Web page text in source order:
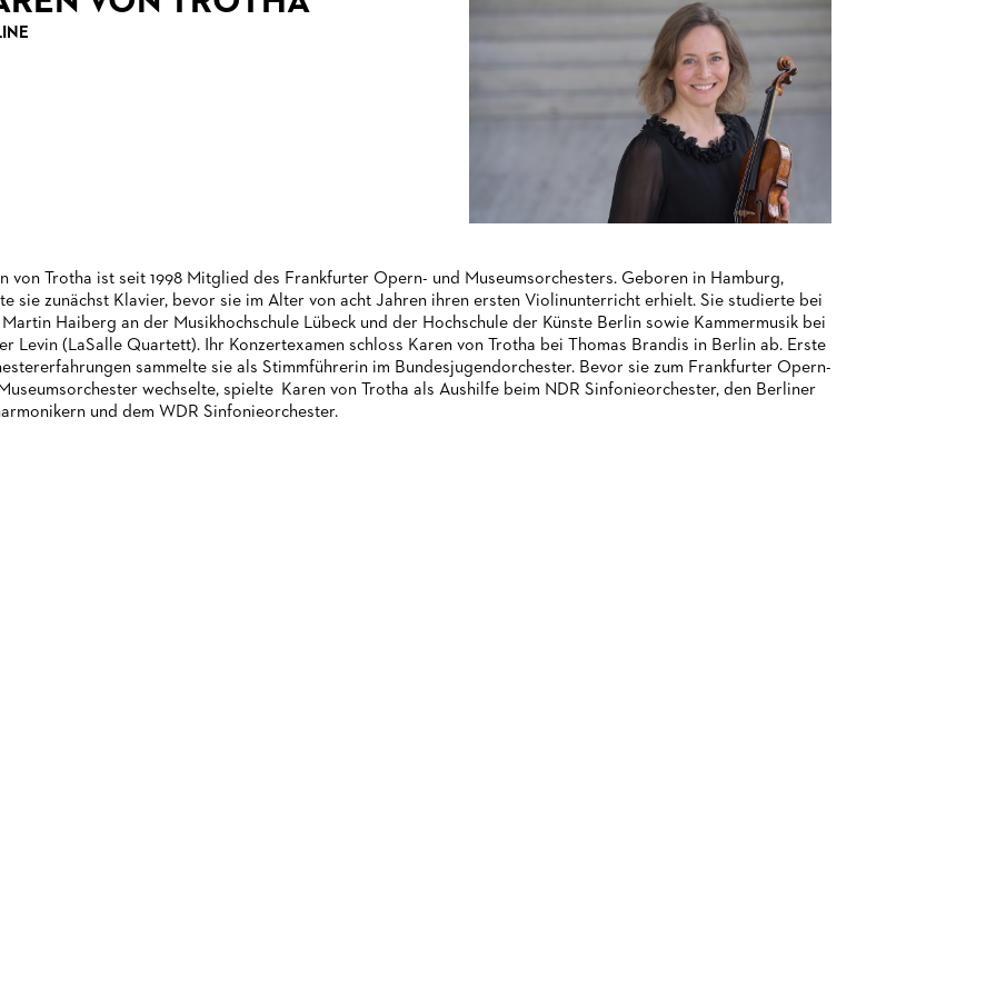
von Trotha ist seit 1998 Mitglied des Frankfurter Opern- und Museumsorchesters. Geboren in Hamburg,
sie zunächst Klavier, bevor sie im Alter von acht Jahren ihren ersten Violinunterricht erhielt. Sie studierte bei
Martin Haiberg an der Musikhochschule Lübeck und der Hochschule der Künste Berlin sowie Kammermusik bei
Levin (LaSalle Quartett). Ihr Konzertexamen schloss Karen von Trotha bei Thomas Brandis in Berlin ab. Erste
sammelte sie als Stimmführerin im Bundesjugendorchester. Bevor sie zum Frankfurter Opern-
wechselte, spielte Karen von Trotha als Aushilfe beim NDR Sinfonieorchester, den Berliner
und dem WDR Sinfonieorchester.